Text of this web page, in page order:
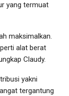
yang termuat
maksimalkan.
alat berat
Claudy.
yakni
tergantung